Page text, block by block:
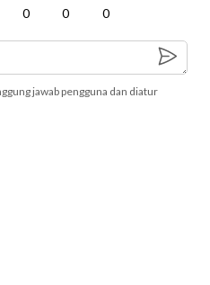
0 0 0
jawab pengguna dan diatur